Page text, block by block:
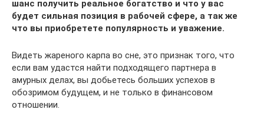
шанс получить реальное богатство и что у вас
будет сильная позиция в рабочей сфере, а так же
что вы приобретете популярность и уважение.
Видеть жареного карпа во сне, это признак того, что
если вам удастся найти подходящего партнера в
амурных делах, вы добьетесь больших успехов в
обозримом будущем, и не только в финансовом
отношении.